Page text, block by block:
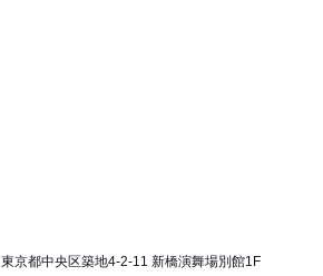
東京都中央区築地4-2-11 新橋演舞場別館1F